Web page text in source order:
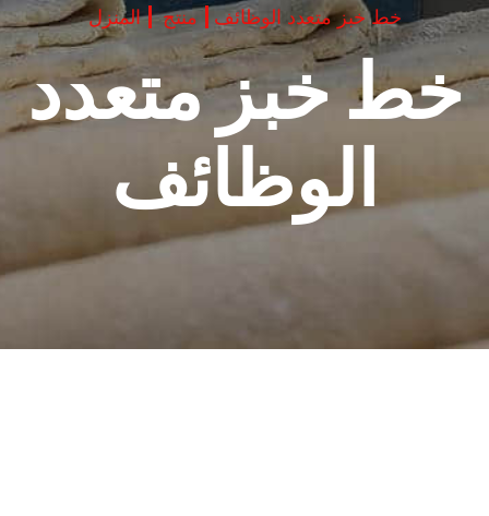
المنزل منتج خط خبز متعدد الوظائف
خط خبز متعدد
الوظائف